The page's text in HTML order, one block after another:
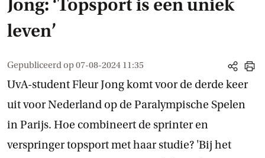
Jong: ‘Topsport is een uniek
leven’
Gepubliceerd op07-08-2024 11:35
share
print
UvA-student Fleur Jong komt voor de derde keer
uit voor Nederland op de Paralympische Spelen
in Parijs. Hoe combineert de sprinter en
verspringer topsport met haar studie? 'Bij het